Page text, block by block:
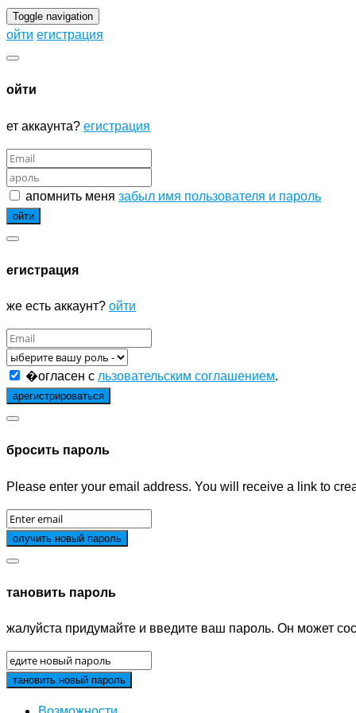
Toggle navigation
ойти егистрация
ойти
ет аккаунта? егистрация
апомнить меня забыл имя пользователя и пароль
егистрация
же есть аккаунт? ойти
�огласен с льзовательским соглашением.
бросить пароль
Please enter your email address. You will receive a link to
тановить пароль
жалуйста придумайте и введите ваш пароль. Он может